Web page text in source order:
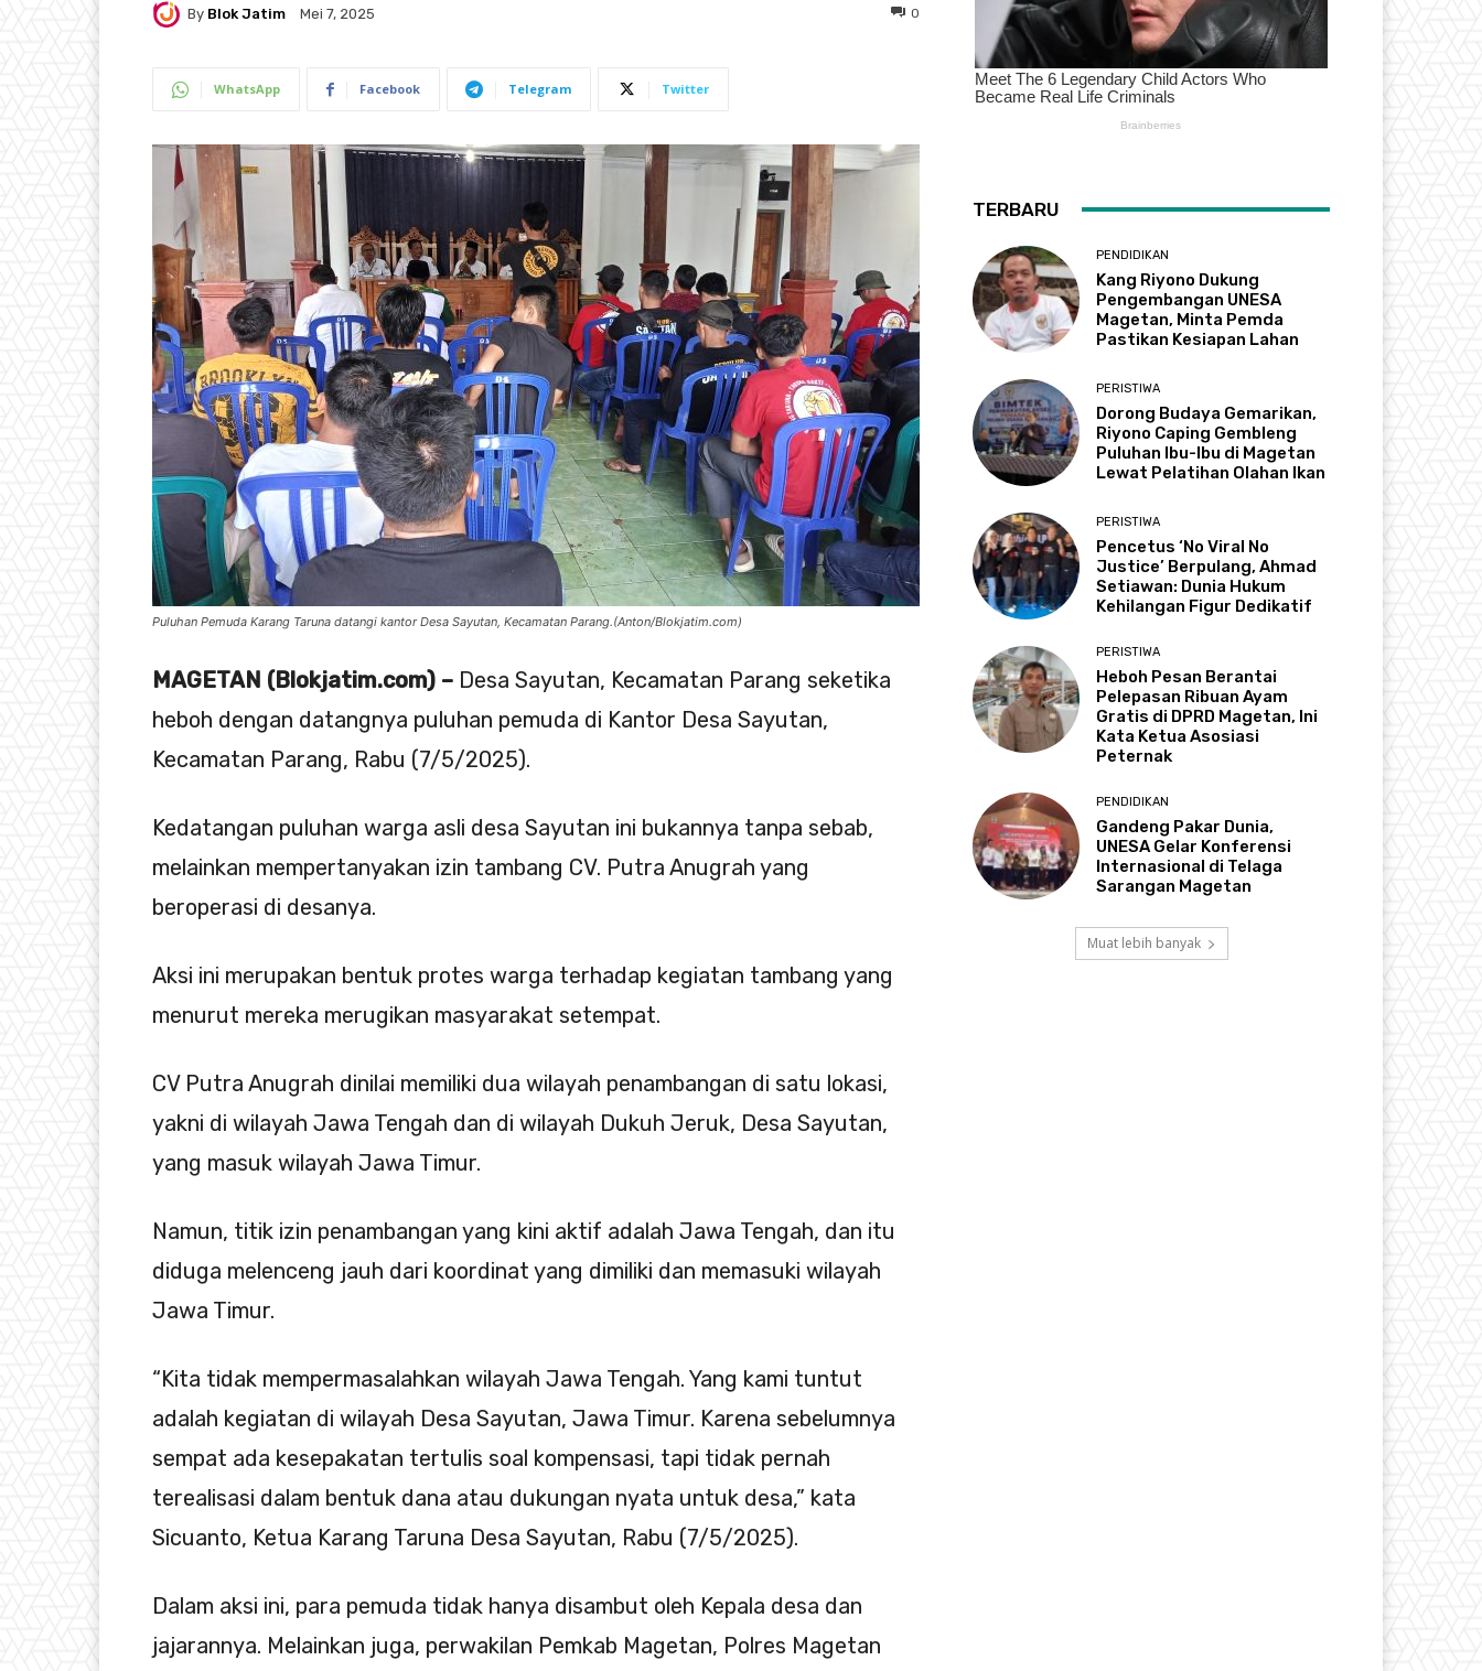
By Blok Jatim Mei 7, 2025 0
WhatsApp Facebook Telegram Twitter
Puluhan Pemuda Karang Taruna datangi kantor Desa Sayutan, Kecamatan Parang.(Anton/Blokjatim.com)
MAGETAN (Blokjatim.com) – Desa Sayutan, Kecamatan Parang seketika
heboh dengan datangnya puluhan pemuda di Kantor Desa Sayutan,
Kecamatan Parang, Rabu (7/5/2025).
Kedatangan puluhan warga asli desa Sayutan ini bukannya tanpa sebab,
melainkan mempertanyakan izin tambang CV. Putra Anugrah yang
beroperasi di desanya.
Aksi ini merupakan bentuk protes warga terhadap kegiatan tambang yang
menurut mereka merugikan masyarakat setempat.
CV Putra Anugrah dinilai memiliki dua wilayah penambangan di satu lokasi,
yakni di wilayah Jawa Tengah dan di wilayah Dukuh Jeruk, Desa Sayutan,
yang masuk wilayah Jawa Timur.
Namun, titik izin penambangan yang kini aktif adalah Jawa Tengah, dan itu
diduga melenceng jauh dari koordinat yang dimiliki dan memasuki wilayah
Jawa Timur.
“Kita tidak mempermasalahkan wilayah Jawa Tengah. Yang kami tuntut
adalah kegiatan di wilayah Desa Sayutan, Jawa Timur. Karena sebelumnya
sempat ada kesepakatan tertulis soal kompensasi, tapi tidak pernah
terealisasi dalam bentuk dana atau dukungan nyata untuk desa,” kata
Sicuanto, Ketua Karang Taruna Desa Sayutan, Rabu (7/5/2025).
Dalam aksi ini, para pemuda tidak hanya disambut oleh Kepala desa dan
jajarannya. Melainkan juga, perwakilan Pemkab Magetan, Polres Magetan
TERBARU
PENDIDIKAN
Kang Riyono Dukung
Pengembangan UNESA
Magetan, Minta Pemda
Pastikan Kesiapan Lahan
PERISTIWA
Dorong Budaya Gemarikan,
Riyono Caping Gembleng
Puluhan Ibu-Ibu di Magetan
Lewat Pelatihan Olahan Ikan
PERISTIWA
Pencetus ‘No Viral No
Justice’ Berpulang, Ahmad
Setiawan: Dunia Hukum
Kehilangan Figur Dedikatif
PERISTIWA
Heboh Pesan Berantai
Pelepasan Ribuan Ayam
Gratis di DPRD Magetan, Ini
Kata Ketua Asosiasi
Peternak
PENDIDIKAN
Gandeng Pakar Dunia,
UNESA Gelar Konferensi
Internasional di Telaga
Sarangan Magetan
Muat lebih banyak